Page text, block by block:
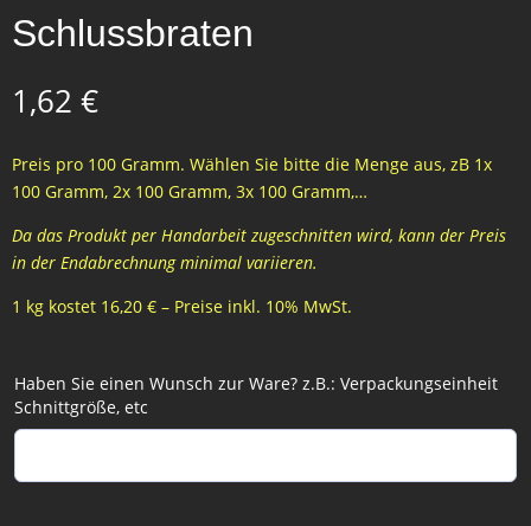
Schlussbraten
1,62 €
Preis pro 100 Gramm. Wählen Sie bitte die Menge aus, zB 1x
100 Gramm, 2x 100 Gramm, 3x 100 Gramm,…
Da das Produkt per Handarbeit zugeschnitten wird, kann der Preis
in der Endabrechnung minimal variieren.
1 kg kostet 16,20 € – Preise inkl. 10% MwSt.
Haben Sie einen Wunsch zur Ware? z.B.: Verpackungseinheit
Schnittgröße, etc